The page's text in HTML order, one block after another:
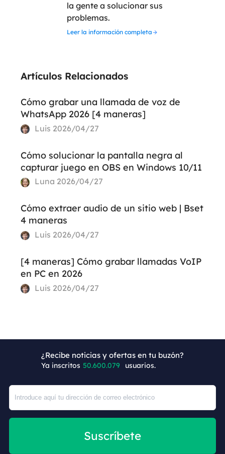
la gente a solucionar sus
problemas.
Leer la información completa
Artículos Relacionados
Cómo grabar una llamada de voz de
WhatsApp 2026 [4 maneras]
Luis 2026/04/27
Cómo solucionar la pantalla negra al
capturar juego en OBS en Windows 10/11
Luna 2026/04/27
Cómo extraer audio de un sitio web | Bset
4 maneras
Luis 2026/04/27
[4 maneras] Cómo grabar llamadas VoIP
en PC en 2026
Luis 2026/04/27
¿Recibe noticias y ofertas en tu buzón?
Ya inscritos 50.600.079 usuarios.
Suscríbete
+8